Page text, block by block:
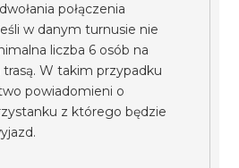
połączenia
w danym turnusie nie
liczba 6 osób na
W takim przypadku
powiadomieni o
z którego będzie